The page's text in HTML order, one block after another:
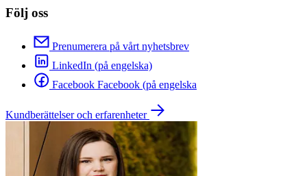
Följ oss
Prenumerera på vårt nyhetsbrev
LinkedIn (på engelska)
Facebook Facebook (på engelska
Kundberättelser och erfarenheter